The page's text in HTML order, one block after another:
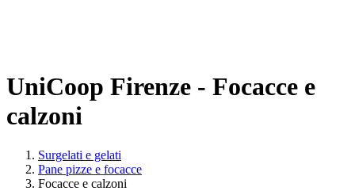
UniCoop Firenze - Focacce e
calzoni
Surgelati e gelati
Pane pizze e focacce
Focacce e calzoni